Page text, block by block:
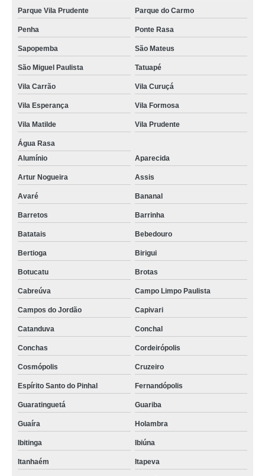
Parque Vila Prudente Parque do Carmo
Penha Ponte Rasa
Sapopemba São Mateus
São Miguel Paulista Tatuapé
Vila Carrão Vila Curuçá
Vila Esperança Vila Formosa
Vila Matilde Vila Prudente
Água Rasa
Alumínio
Aparecida
Artur Nogueira Assis
Avaré Bananal
Barretos Barrinha
Batatais Bebedouro
Bertioga Birigui
Botucatu Brotas
Cabreúva Campo Limpo Paulista
Campos do Jordão Capivari
Catanduva Conchal
Conchas Cordeirópolis
Cosmópolis Cruzeiro
Espírito Santo do Pinhal Fernandópolis
Guaratinguetá Guariba
Guaíra Holambra
Ibitinga Ibiúna
Itanhaém Itapeva